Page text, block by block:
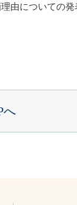
由についての発
へ